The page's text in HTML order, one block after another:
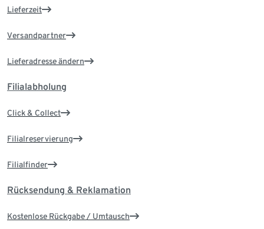
Lieferzeit
Versandpartner
Lieferadresse ändern
Filialabholung
Click & Collect
Filialreservierung
Filialfinder
Rücksendung & Reklamation
Kostenlose Rückgabe / Umtausch